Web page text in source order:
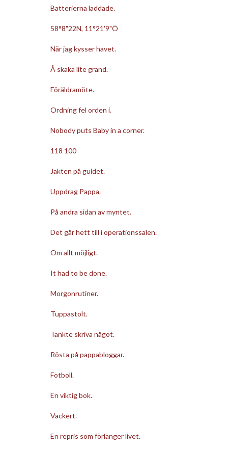
Batterierna laddade.
58°8"22N, 11°21'9"Ö
När jag kysser havet.
Å skaka lite grand.
Föräldramöte.
Ordning fel orden i.
Nobody puts Baby in a corner.
118 100
Jakten på guldet.
Uppdrag Pappa.
På andra sidan av myntet.
Det går hett till i operationssalen.
Om allt möjligt.
It had to be done.
Morgonrutiner.
Tuppastolt.
Tänkte skriva något.
Rösta på pappabloggar.
Fotboll.
En viktig bok.
Vackert.
En repris som förlänger livet.